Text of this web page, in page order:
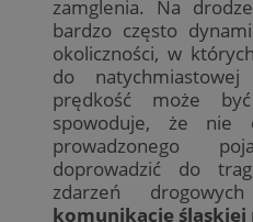
zamglenia. Na
bardzo często
okoliczności, w
do
prędkość może
spowoduje, że nie
prowadzonego
doprowadzić do
zdarzeń
komunikacie śląskiej